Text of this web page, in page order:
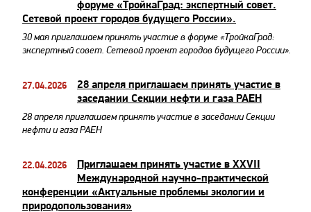
форуме «ТройкаГрад: экспертный совет.
Сетевой проект городов будущего России».
30 мая приглашаем принять участие в форуме «ТройкаГрад:
экспертный совет. Сетевой проект городов будущего России».
27.04.2026
28 апреля приглашаем принять участие в
заседании Секции нефти и газа РАЕН
28 апреля приглашаем принять участие в заседании Секции
нефти и газа РАЕН
22.04.2026
Приглашаем принять участие в XXVII
Международной научно-практической
конференции «Актуальные проблемы экологии и
природопользования»